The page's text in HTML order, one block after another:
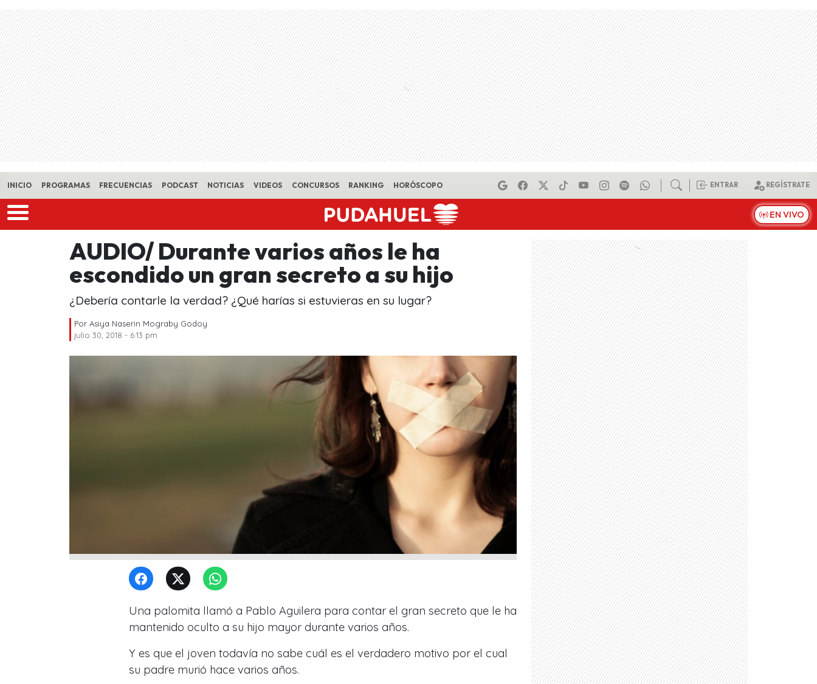
Skip to main content
INICIO PROGRAMAS FRECUENCIAS PODCAST NOTICIAS VIDEOS CONCURSOS RANKING HORÓSCOPO ENTRAR REGÍSTRATE
EN VIVO
AUDIO/ Durante varios años le ha
escondido un gran secreto a su hijo
¿Debería contarle la verdad? ¿Qué harías si estuvieras en su lugar?
Por Asiya Naserin Mograby Godoy
julio 30, 2018 - 6:13 pm
Una palomita llamó a Pablo Aguilera para contar el gran secreto que le ha
mantenido oculto a su hijo mayor durante varios años.
Y es que el joven todavía no sabe cuál es el verdadero motivo por el cual
su padre murió hace varios años.